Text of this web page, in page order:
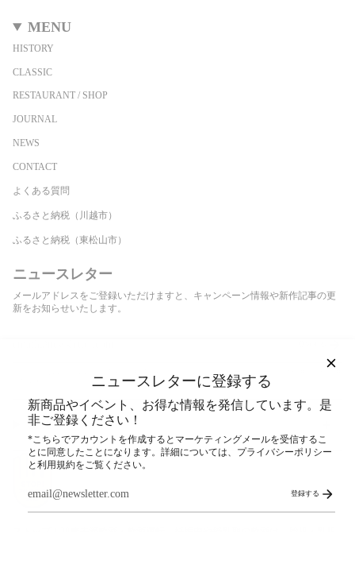
ニュースレターに登録する
新商品やイベント、お得な情報を発信しています。是
非ご登録ください！
*こちらでアカウントを作成するとマーケティングメールを受信するこ
とに同意したことになります。詳細については、プライバシーポリシー
と利用規約をご覧ください。
登録する
MENU
HISTORY
CLASSIC
RESTAURANT / SHOP
JOURNAL
NEWS
CONTACT
よくある質問
ふるさと納税（川越市）
ふるさと納税（東松山市）
ニュースレター
メールアドレスをご登録いただけますと、キャンペーン情報や新作記事の更
新をお知らせいたします。
SNS